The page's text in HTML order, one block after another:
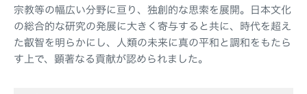
宗教等の幅広い分野に亘り、独創的な思索を展開。日本文化
の総合的な研究の発展に大きく寄与すると共に、時代を超え
た叡智を明らかにし、人類の未来に真の平和と調和をもたら
す上で、顕著なる貢献が認められました。